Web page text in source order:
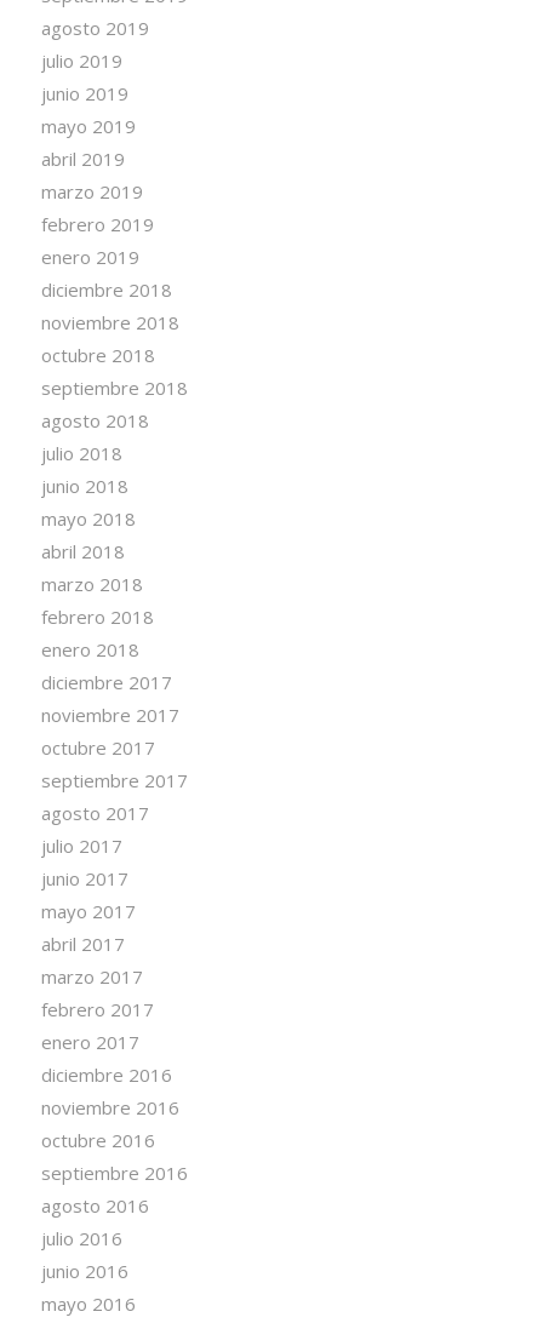
agosto 2019
julio 2019
junio 2019
mayo 2019
abril 2019
marzo 2019
febrero 2019
enero 2019
diciembre 2018
noviembre 2018
octubre 2018
septiembre 2018
agosto 2018
julio 2018
junio 2018
mayo 2018
abril 2018
marzo 2018
febrero 2018
enero 2018
diciembre 2017
noviembre 2017
octubre 2017
septiembre 2017
agosto 2017
julio 2017
junio 2017
mayo 2017
abril 2017
marzo 2017
febrero 2017
enero 2017
diciembre 2016
noviembre 2016
octubre 2016
septiembre 2016
agosto 2016
julio 2016
junio 2016
mayo 2016